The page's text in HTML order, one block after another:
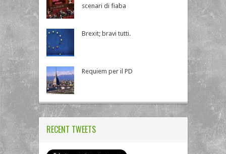
scenari di fiaba
Brexit; bravi tutti.
Requiem per il PD
RECENT TWEETS